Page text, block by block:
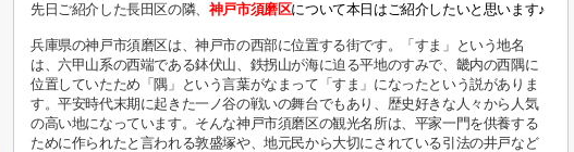
先日ご紹介した長田区の隣、 神戸市須磨区について本日はご紹介したいと思います♪
兵庫県の神戸市須磨区は、神戸市の西部に位置する街です。「すま」という地名
は、六甲山系の西端である鉢伏山、鉄拐山が海に迫る平地のすみで、畿内の西隅に
位置していたため「隅」という言葉がなまって「すま」になったという説がありま
す。平安時代末期に起きた一ノ谷の戦いの舞台でもあり、歴史好きな人々から人気
の高い地になっています。そんな神戸市須磨区の観光名所は、平家一門を供養する
ために作られたと言われる敦盛塚や、地元民から大切にされている引法の井戸など